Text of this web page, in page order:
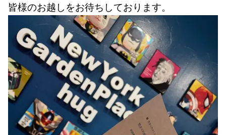
皆様のお越しをお待ちしております。